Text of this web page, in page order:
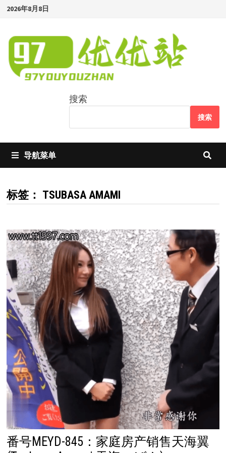
Skip
content
2026年8月8日
搜索
搜索
导航菜单
标签： TSUBASA AMAMI
番号MEYD-845：家庭房产销售天海翼